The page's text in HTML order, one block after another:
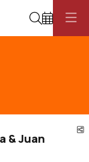
Cerca
& Juan